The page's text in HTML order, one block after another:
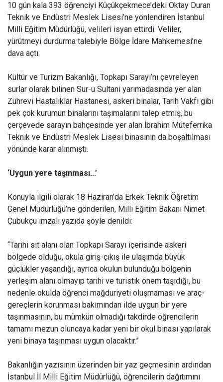
10 gün kala 393 öğrenciyi Küçükçekmece’deki Oktay Duran
Teknik ve Endüstri Meslek Lisesi’ne yönlendiren İstanbul
Milli Eğitim Müdürlüğü, velileri isyan ettirdi. Veliler,
yürütmeyi durdurma talebiyle Bölge İdare Mahkemesi’ne
dava açtı.
Kültür ve Turizm Bakanlığı, Topkapı Sarayı’nı çevreleyen
surlar olarak bilinen Sur-u Sultani yarımadasında yer alan
Zührevi Hastalıklar Hastanesi, askeri binalar, Tarih Vakfı gibi
pek çok kurumun binalarını taşımalarını talep etmiş, bu
çerçevede sarayın bahçesinde yer alan İbrahim Müteferrika
Teknik ve Endüstri Meslek Lisesi binasının da boşaltılması
yönünde karar alınmıştı.
‘Uygun yere taşınması...’
Konuyla ilgili olarak 18 Haziran’da Erkek Teknik Öğretim
Genel Müdürlüğü’ne gönderilen, Milli Eğitim Bakanı Nimet
Çubukçu imzalı yazıda şöyle denildi:
“Tarihi sit alanı olan Topkapı Sarayı içerisinde askeri
bölgede olduğu, okula giriş-çıkış ile ulaşımda büyük
güçlükler yaşandığı, ayrıca okulun bulunduğu bölgenin
yerleşim alanı olmayıp tarihi ve turistik önem taşıdığı, bu
nedenle okulda öğrenci mağduriyeti oluşmaması ve araç-
gereçlerin korunması bakımından ilde uygun bir yere
taşınmasının, bu mümkün olmadığı takdirde öğrencilerin
tamamı mezun oluncaya kadar yeni bir okul binası yapılarak
yeni binaya taşınması uygun olacaktır.”
Bakanlığın yazısının üzerinden bir yaz geçmesinin ardından
İstanbul İl Milli Eğitim Müdürlüğü, öğrencilerin dağıtımını